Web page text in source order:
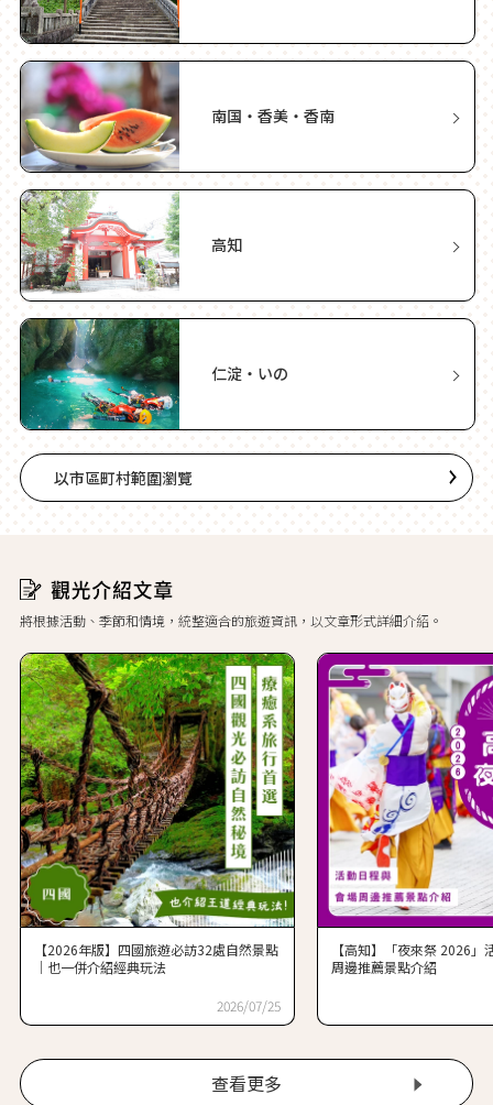
以市區町村範圍瀏覽
南国・香美・香南
高知
仁淀・いの
將根據活動、季節和情境，統整適合的旅遊資訊，以文章形式詳細介紹。
【2026年版】四國旅遊必訪32處自然景點
｜也一併介紹經典玩法
2026/07/25
【高知】「夜來祭 2026」
周邊推薦景點介紹
查看更多